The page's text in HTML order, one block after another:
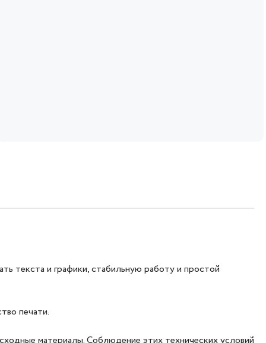
текста и графики, стабильную работу и простой
печати.
материалы. Соблюдение этих технических условий